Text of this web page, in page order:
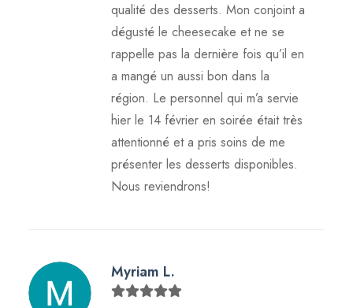
qualité des desserts. Mon conjoint a
dégusté le cheesecake et ne se
rappelle pas la dernière fois qu’il en
a mangé un aussi bon dans la
région. Le personnel qui m’a servie
hier le 14 février en soirée était très
attentionné et a pris soins de me
présenter les desserts disponibles.
Nous reviendrons!
Myriam L.